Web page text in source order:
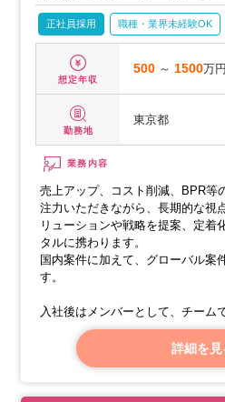
正社員採用 職種・業界未経験OK
想定年収
500 ～ 1500万円
勤務地
東京都
業務内容
売上アップ、コスト削減、BPR等
注力いただきながら、長期的な視
リューションや戦略を提案、定着
タルに携わります。
国内案件に加えて、グローバル案
す。
入社後はメンバーとして、チーム
たデリバリー業務を行っていただ
国内外のプロジェクトに携わる機
点での問題解決能力を養うことが
のマネジメントをお任せしたいと
詳細を見